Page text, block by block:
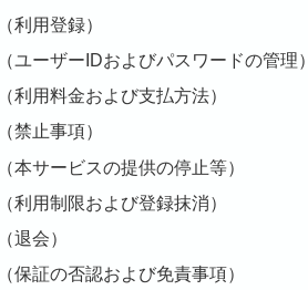
利用登録）
ユーザーIDおよびパスワードの管理）
利用料金および支払方法）
禁止事項）
本サービスの提供の停止等）
利用制限および登録抹消）
退会）
保証の否認および免責事項）